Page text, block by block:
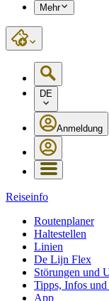
Mehr
DE
Anmeldung
Reiseinfo
Routenplaner
Haltestellen
Linien
De Lijn Flex
Störungen und
Tipps, Infos
App